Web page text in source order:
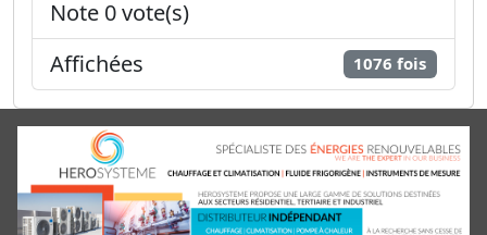
Note 0 vote(s)
Affichées
1076 fois